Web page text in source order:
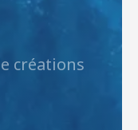
créations